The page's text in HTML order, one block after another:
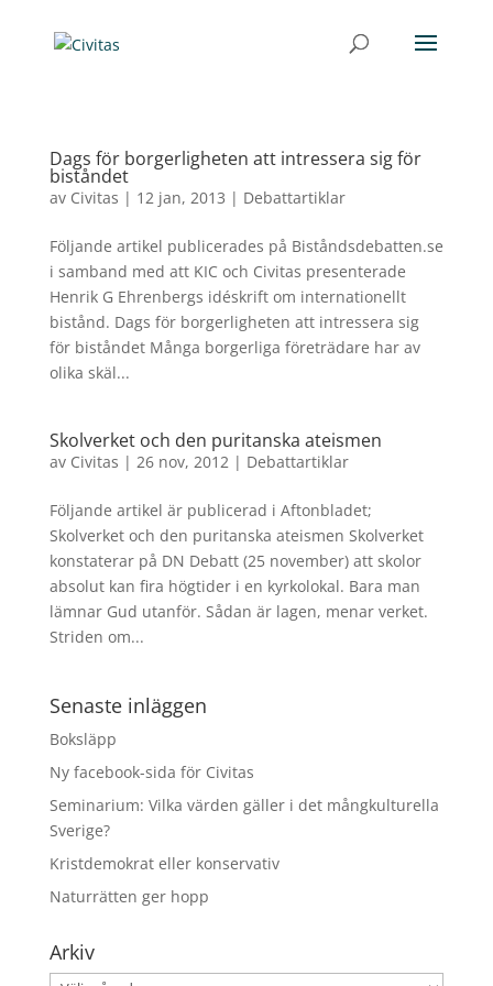
Dags för borgerligheten att intressera sig för
biståndet
av Civitas | 12 jan, 2013 | Debattartiklar
Följande artikel publicerades på Biståndsdebatten.se
i samband med att KIC och Civitas presenterade
Henrik G Ehrenbergs idéskrift om internationellt
bistånd. Dags för borgerligheten att intressera sig
för biståndet Många borgerliga företrädare har av
olika skäl...
Skolverket och den puritanska ateismen
av Civitas | 26 nov, 2012| Debattartiklar
Följande artikel är publicerad i Aftonbladet;
Skolverket och den puritanska ateismen Skolverket
konstaterar på DN Debatt (25 november) att skolor
absolut kan fira högtider i en kyrkolokal. Bara man
lämnar Gud utanför. Sådan är lagen, menar verket.
Striden om...
Senaste inläggen
Boksläpp
Ny facebook-sida för Civitas
Seminarium: Vilka värden gäller i det mångkulturella
Sverige?
Kristdemokrat eller konservativ
Naturrätten ger hopp
Arkiv